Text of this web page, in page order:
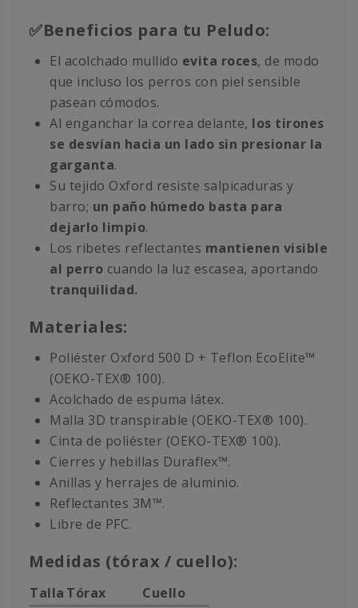
✅Beneficios para tu Peludo:
El acolchado mullido evita roces, de modo
que incluso los perros con piel sensible
pasean cómodos.
Al enganchar la correa delante, los tirones
se desvían hacia un lado sin presionar la
garganta.
Su tejido Oxford resiste salpicaduras y
barro; un paño húmedo basta para
dejarlo limpio.
Los ribetes reflectantes mantienen visible
al perro cuando la luz escasea, aportando
tranquilidad.
Materiales:
Poliéster Oxford 500 D + Teflon EcoElite™
(OEKO-TEX® 100).
Acolchado de espuma látex.
Malla 3D transpirable (OEKO-TEX® 100).
Cinta de poliéster (OEKO-TEX® 100).
Cierres y hebillas Duraflex™.
Anillas y herrajes de aluminio.
Reflectantes 3M™.
Libre de PFC.
Medidas (tórax / cuello):
Talla Tórax
Cuello